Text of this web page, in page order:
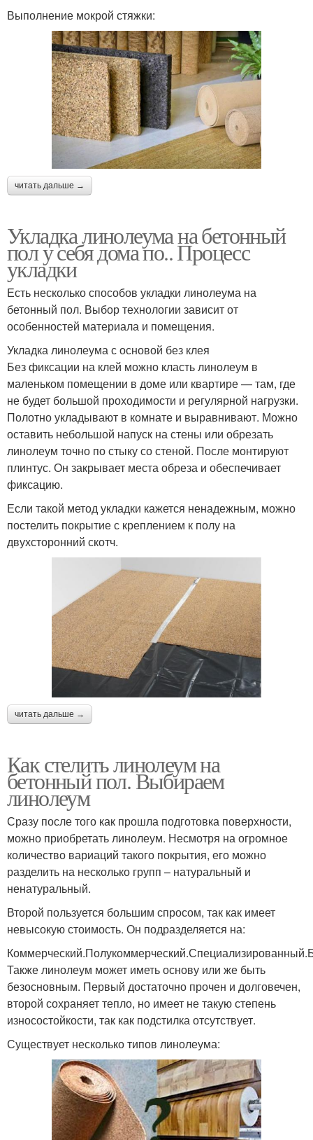
Выполнение мокрой стяжки:
читать дальше →
Укладка линолеума на бетонный
пол у себя дома по.. Процесс
укладки
Есть несколько способов укладки линолеума на
бетонный пол. Выбор технологии зависит от
особенностей материала и помещения.
Укладка линолеума с основой без клея
Без фиксации на клей можно класть линолеум в
маленьком помещении в доме или квартире — там, где
не будет большой проходимости и регулярной нагрузки.
Полотно укладывают в комнате и выравнивают. Можно
оставить небольшой напуск на стены или обрезать
линолеум точно по стыку со стеной. После монтируют
плинтус. Он закрывает места обреза и обеспечивает
фиксацию.
Если такой метод укладки кажется ненадежным, можно
постелить покрытие с креплением к полу на
двухсторонний скотч.
читать дальше →
Как стелить линолеум на
бетонный пол. Выбираем
линолеум
Сразу после того как прошла подготовка поверхности,
можно приобретать линолеум. Несмотря на огромное
количество вариаций такого покрытия, его можно
разделить на несколько групп – натуральный и
ненатуральный.
Второй пользуется большим спросом, так как имеет
невысокую стоимость. Он подразделяется на:
Также линолеум может иметь основу или же быть
безосновным. Первый достаточно прочен и долговечен,
второй сохраняет тепло, но имеет не такую степень
износостойкости, так как подстилка отсутствует.
Существует несколько типов линолеума: